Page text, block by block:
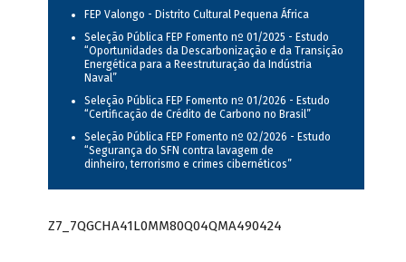
FEP Valongo - Distrito Cultural Pequena África
Seleção Pública FEP Fomento nº 01/2025 - Estudo
“Oportunidades da Descarbonização e da Transição
Energética para a Reestruturação da Indústria
Naval”
Seleção Pública FEP Fomento nº 01/2026 - Estudo
“Certificação de Crédito de Carbono no Brasil”
Seleção Pública FEP Fomento nº 02/2026 - Estudo
“Segurança do SFN contra lavagem de
dinheiro, terrorismo e crimes cibernéticos”
Z7_7QGCHA41L0MM80Q04QMA490424